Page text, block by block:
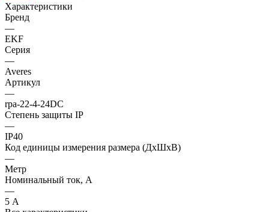
Характеристики
Бренд
—
EKF
Серия
—
Averes
Артикул
—
rpa-22-4-24DC
Степень защиты IP
—
IP40
Код единицы измерения размера (ДхШхВ)
—
Метр
Номинальный ток, А
—
5 А